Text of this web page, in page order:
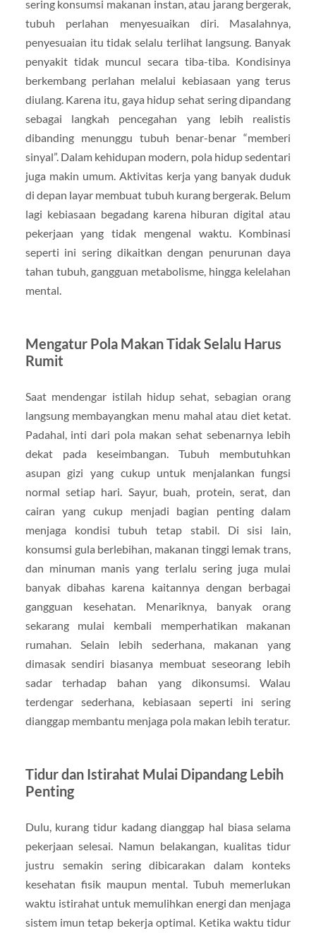
sering konsumsi makanan instan, atau jarang bergerak,
tubuh perlahan menyesuaikan diri. Masalahnya,
penyesuaian itu tidak selalu terlihat langsung. Banyak
penyakit tidak muncul secara tiba-tiba. Kondisinya
berkembang perlahan melalui kebiasaan yang terus
diulang. Karena itu, gaya hidup sehat sering dipandang
sebagai langkah pencegahan yang lebih realistis
dibanding menunggu tubuh benar-benar “memberi
sinyal”. Dalam kehidupan modern, pola hidup sedentari
juga makin umum. Aktivitas kerja yang banyak duduk
di depan layar membuat tubuh kurang bergerak. Belum
lagi kebiasaan begadang karena hiburan digital atau
pekerjaan yang tidak mengenal waktu. Kombinasi
seperti ini sering dikaitkan dengan penurunan daya
tahan tubuh, gangguan metabolisme, hingga kelelahan
mental.
Mengatur Pola Makan Tidak Selalu Harus
Rumit
Saat mendengar istilah hidup sehat, sebagian orang
langsung membayangkan menu mahal atau diet ketat.
Padahal, inti dari pola makan sehat sebenarnya lebih
dekat pada keseimbangan. Tubuh membutuhkan
asupan gizi yang cukup untuk menjalankan fungsi
normal setiap hari. Sayur, buah, protein, serat, dan
cairan yang cukup menjadi bagian penting dalam
menjaga kondisi tubuh tetap stabil. Di sisi lain,
konsumsi gula berlebihan, makanan tinggi lemak trans,
dan minuman manis yang terlalu sering juga mulai
banyak dibahas karena kaitannya dengan berbagai
gangguan kesehatan. Menariknya, banyak orang
sekarang mulai kembali memperhatikan makanan
rumahan. Selain lebih sederhana, makanan yang
dimasak sendiri biasanya membuat seseorang lebih
sadar terhadap bahan yang dikonsumsi. Walau
terdengar sederhana, kebiasaan seperti ini sering
dianggap membantu menjaga pola makan lebih teratur.
Tidur dan Istirahat Mulai Dipandang Lebih
Penting
Dulu, kurang tidur kadang dianggap hal biasa selama
pekerjaan selesai. Namun belakangan, kualitas tidur
justru semakin sering dibicarakan dalam konteks
kesehatan fisik maupun mental. Tubuh memerlukan
waktu istirahat untuk memulihkan energi dan menjaga
sistem imun tetap bekerja optimal. Ketika waktu tidur